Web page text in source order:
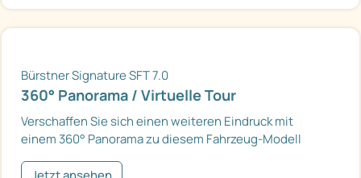
Bürstner Signature SFT 7.0
360° Panorama / Virtuelle Tour
Verschaffen Sie sich einen weiteren Eindruck mit
einem 360° Panorama zu diesem Fahrzeug-Modell